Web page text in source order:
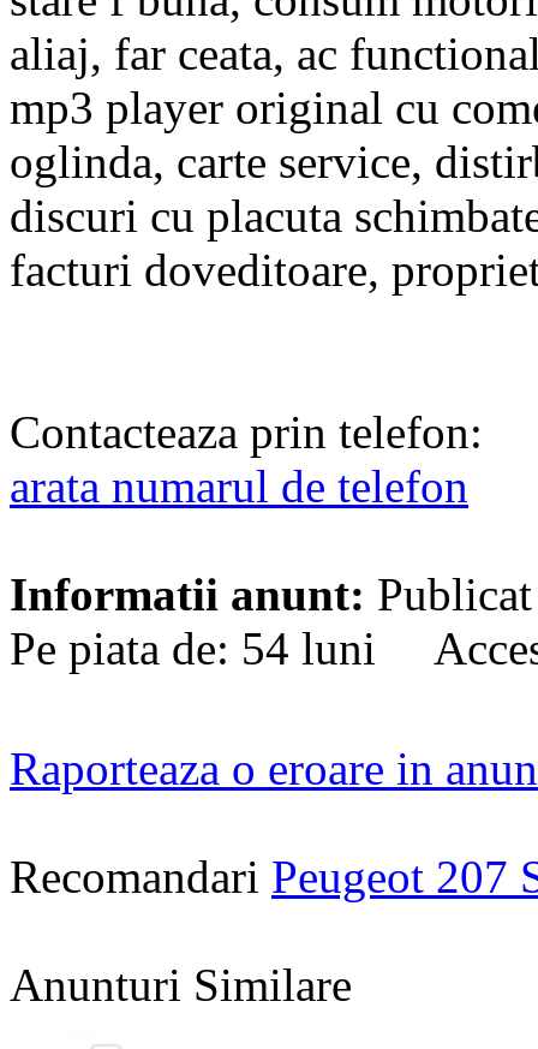
aliaj, far ceata, ac
mp3 player original cu
oglinda, carte service,
discuri cu placuta
facturi doveditoare,
Contacteaza prin telefon:
arata numarul de telefon
Informatii anunt:
Pe piata de: 54 luni
Raporteaza o eroare in
Recomandari Peugeot 207
Anunturi Similare